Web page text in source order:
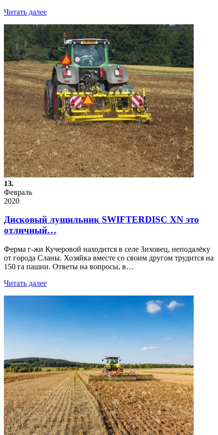
Читать далее
13.
Февраль
2020
Дисковый лущильник SWIFTERDISC XN это
отличный…
Ферма г-жи Кучеровой находится в селе Зиховец, неподалёку
от города Сланы. Хозяйка вместе со своим другом трудится на
150 га пашни. Ответы на вопросы, в…
Читать далее